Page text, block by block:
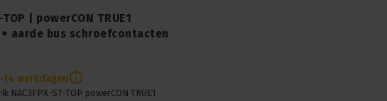
| powerCON TRUE1
aarde bus schroefcontacten
werkdagen
ST-TOP powerCON TRUE1